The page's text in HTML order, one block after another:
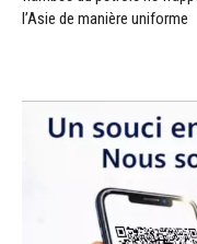
l’Asie de manière uniforme